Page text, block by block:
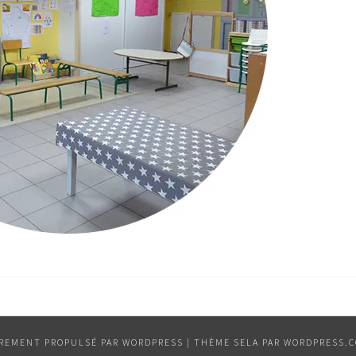
PROPULSÉ PAR WORDPRESS | THÈME SELA PAR